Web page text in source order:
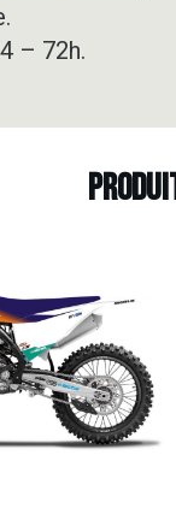
– 72h.